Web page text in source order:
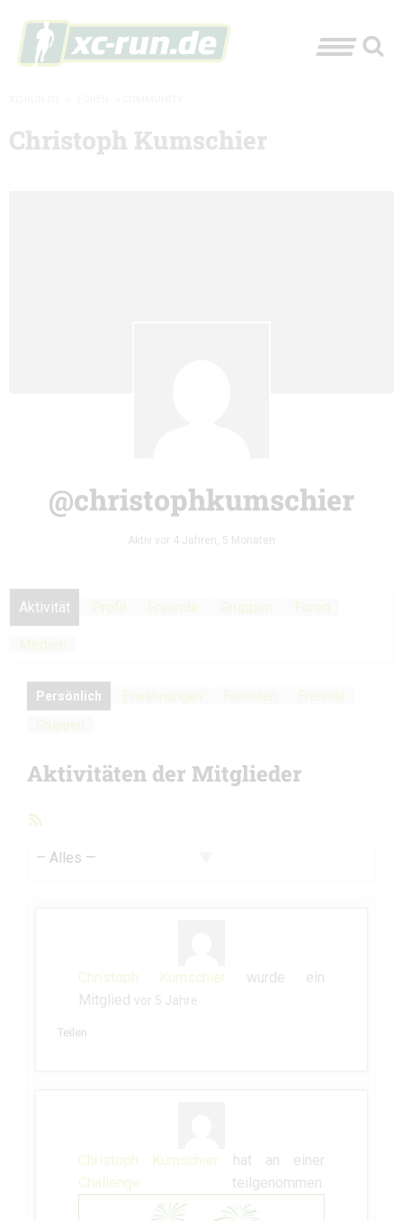
Christoph Kumschier
@christophkumschier
Aktiv vor 4 Jahren, 5 Monaten
Aktivität Profil Freunde Gruppen Foren
Medien
Persönlich Erwähnungen Favoriten
Freunde
Gruppen
Aktivitäten der Mitglieder
Christoph Kumschier wurde ein
Mitglied vor 5 Jahre
Teilen
Christoph Kumschier hat an einer
Challenge teilgenommen.